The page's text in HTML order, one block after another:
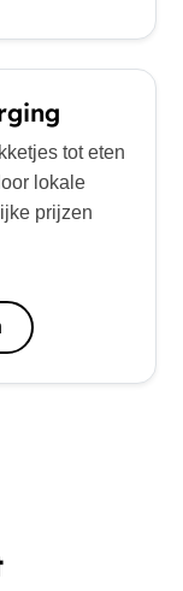
tot eten
lokale
prijzen